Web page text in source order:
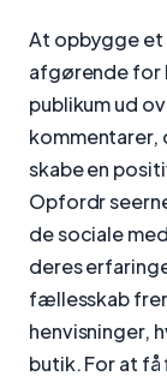
At opbygge
afgørende for
publikum ud
kommentarer,
skabe en
Opfordr
de sociale
deres
fællesskab
henvisninger,
butik. For at